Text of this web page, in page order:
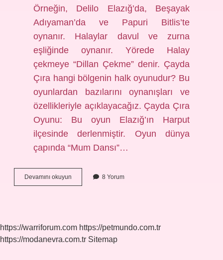
Örneğin, Delilo Elazığ’da, Beşayak
Adıyaman’da ve Papuri Bitlis’te
oynanır. Halaylar davul ve zurna
eşliğinde oynanır. Yörede Halay
çekmeye “Dillan Çekme” denir. Çayda
Çıra hangi bölgenin halk oyunudur? Bu
oyunlardan bazılarını oynanışları ve
özellikleriyle açıklayacağız. Çayda Çıra
Oyunu: Bu oyun Elazığ’ın Harput
ilçesinde derlenmiştir. Oyun dünya
çapında “Mum Dansı”…
Devamını okuyun
Yöresine
8 Yorum
https://warriforum.com https://petmundo.com.tr
https://modanevra.com.tr Sitemap